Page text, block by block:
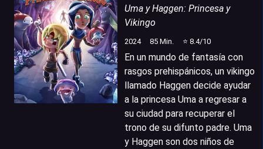
Uma y Haggen: Princesa y
Vikingo
2024 85 Min. ⭐ 8.4/10
En un mundo de fantasía con
rasgos prehispánicos, un vikingo
llamado Haggen decide ayudar
a la princesa Uma a regresar a
su ciudad para recuperar el
trono de su difunto padre. Uma
y Haggen son dos niños de